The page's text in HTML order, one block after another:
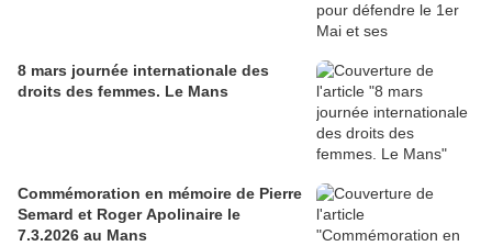
8 mars journée internationale des
droits des femmes. Le Mans
Commémoration en mémoire de Pierre
Semard et Roger Apolinaire le
7.3.2026 au Mans